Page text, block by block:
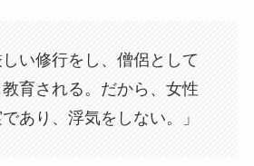
しい修行をし、僧侶として
育される。だから、女性
あり、浮気をしない。」